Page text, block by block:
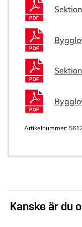
Artikelnummer:
Kanske är du